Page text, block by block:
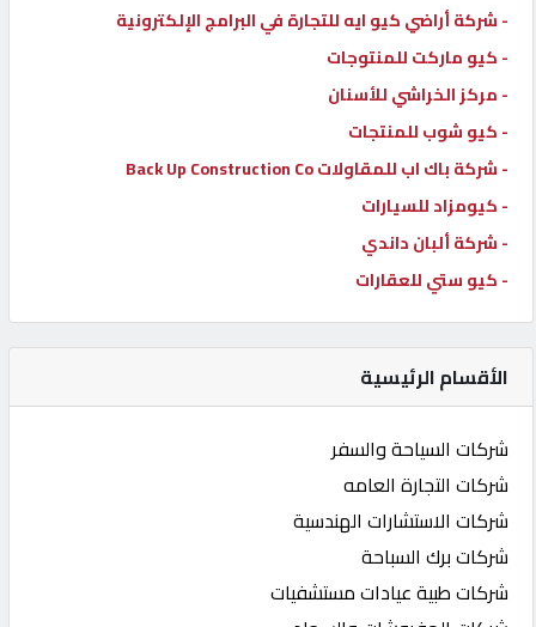
- شركة أراضي كيو ايه للتجارة في البرامج الإلكترونية
- كيو ماركت للمنتوجات
- مركز الخراشي للأسنان
- كيو شوب للمنتجات
- شركة باك اب للمقاولات Back Up Construction Co
- كيومزاد للسيارات
- شركة ألبان داندي
- كيو ستي للعقارات
الأقسام الرئيسية
شركات السياحة والسفر
شركات التجارة العامه
شركات الاستشارات الهندسية
شركات برك السباحة
شركات طبية عيادات مستشفيات